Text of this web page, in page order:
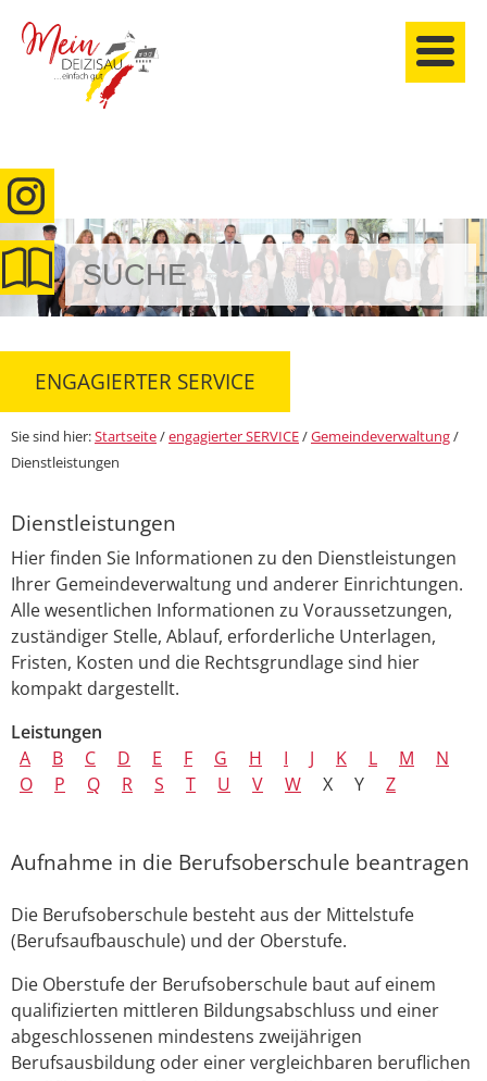
anmelden
ENGAGIERTER SERVICE
Sie sind hier:Startseite/engagierter SERVICE/Gemeindeverwaltung/
Dienstleistungen
Dienstleistungen
Hier finden Sie Informationen zu den Dienstleistungen
Ihrer Gemeindeverwaltung und anderer Einrichtungen.
Alle wesentlichen Informationen zu Voraussetzungen,
zuständiger Stelle, Ablauf, erforderliche Unterlagen,
Fristen, Kosten und die Rechtsgrundlage sind hier
kompakt dargestellt.
Leistungen
A
B C D E F G H I J K L M
N
O
P Q R S T U V W X Y Z
Aufnahme in die Berufsoberschule beantragen
Die Berufsoberschule besteht aus der Mittelstufe
(Berufsaufbauschule) und der Oberstufe.
Die Oberstufe der Berufsoberschule baut auf einem
qualifizierten mittleren Bildungsabschluss und einer
abgeschlossenen mindestens zweijährigen
Berufsausbildung oder einer vergleichbaren beruflichen